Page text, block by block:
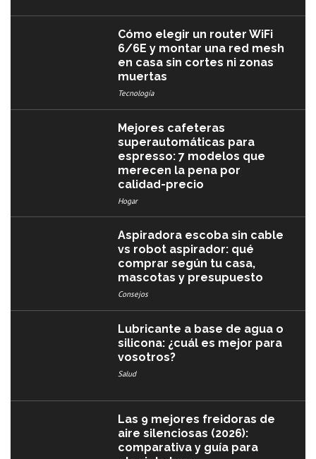
Cómo elegir un router WiFi
6/6E y montar una red mesh
en casa sin cortes ni zonas
muertas
Tecnología
Mejores cafeteras
superautomáticas para
espresso: 7 modelos que
merecen la pena por
calidad-precio
Hogar
Aspiradora escoba sin cable
vs robot aspirador: qué
comprar según tu casa,
mascotas y presupuesto
Consejos
Lubricante a base de agua o
silicona: ¿cuál es mejor para
vosotros?
Salud
Las 9 mejores freidoras de
aire silenciosas (2026):
comparativa y guía para